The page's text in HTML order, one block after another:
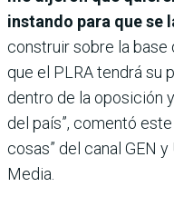
instando para que se
construir sobre la base
que el PLRA tendrá su
dentro de la oposición
del país”, comentó
cosas” del canal GEN
Media.